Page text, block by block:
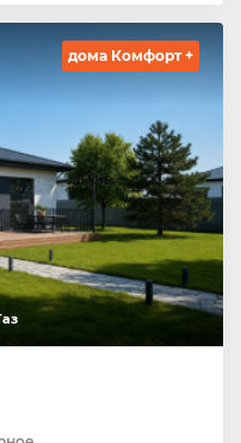
дома Комфорт +